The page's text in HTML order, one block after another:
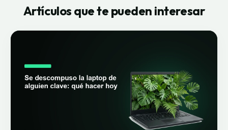
Artículos que te pueden interesar